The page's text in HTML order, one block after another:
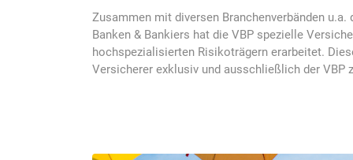
Zusammen mit diversen Branchenverbänden
Banken & Bankiers hat die VBP spezielle
hochspezialisierten Risikoträgern erarbeitet.
Versicherer exklusiv und ausschließlich der VBP